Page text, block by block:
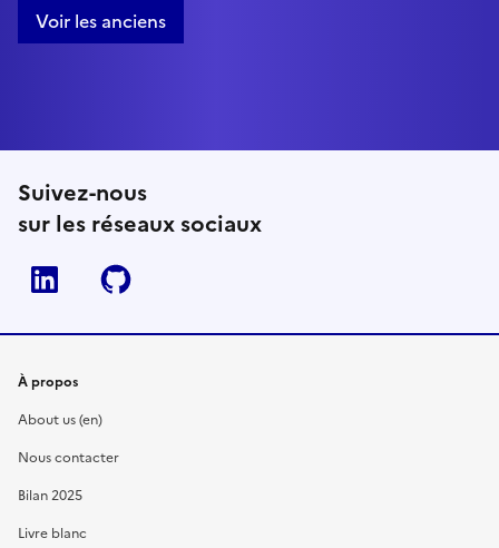
Voir les anciens
Suivez-nous
sur les réseaux sociaux
Linkedin
À propos
About us (en)
Nous contacter
Bilan 2025
Livre blanc